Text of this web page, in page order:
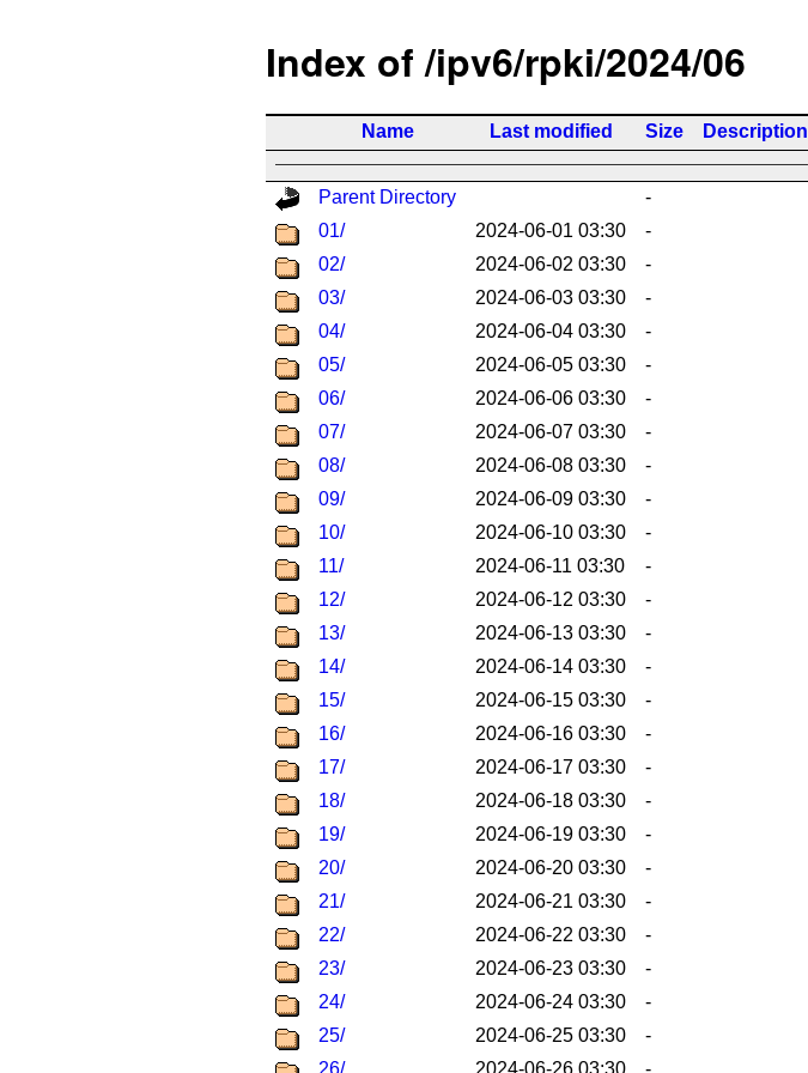
Index of /ipv6/rpki/2024/06
Name Last modified Size Description
Parent Directory
-
01/
2024-06-01 03:30
-
02/
2024-06-02 03:30
-
03/
2024-06-03 03:30
-
04/
2024-06-04 03:30
-
05/
2024-06-05 03:30
-
06/
2024-06-06 03:30
-
07/
2024-06-07 03:30
-
08/
2024-06-08 03:30
-
09/
2024-06-09 03:30
-
10/
2024-06-10 03:30
-
11/
2024-06-11 03:30
-
12/
2024-06-12 03:30
-
13/
2024-06-13 03:30
-
14/
2024-06-14 03:30
-
15/
2024-06-15 03:30
-
16/
2024-06-16 03:30
-
17/
2024-06-17 03:30
-
18/
2024-06-18 03:30
-
19/
2024-06-19 03:30
-
20/
2024-06-20 03:30
-
21/
2024-06-21 03:30
-
22/
2024-06-22 03:30
-
23/
2024-06-23 03:30
-
24/
2024-06-24 03:30
-
25/
2024-06-25 03:30
-